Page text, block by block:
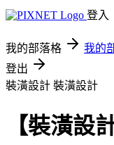
登入
我的部落格 我的
登出
裝潢設計 裝潢設計
【裝潢設